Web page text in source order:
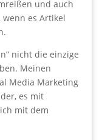
und auch
es Artikel
nicht die einzige
Meinen
Media Marketing
es mit
mit dem